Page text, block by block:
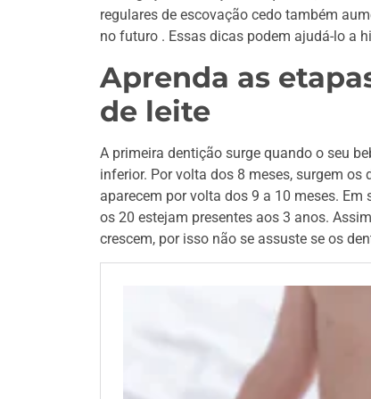
regulares de escovação cedo também
no futuro . Essas dicas podem ajudá-lo a
Aprenda as
de leite
A primeira dentição surge quando o seu
inferior. Por volta dos 8 meses, surgem
aparecem por volta dos 9 a 10 meses.
os 20 estejam presentes aos 3 anos.
crescem, por isso não se assuste se os